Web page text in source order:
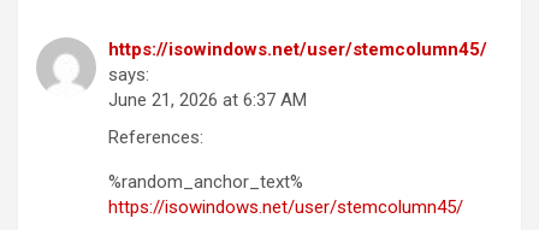
https://isowindows.net/user/stemcolumn45/
says:
June 21, 2026 at 6:37 AM
References:
%random_anchor_text%
https://isowindows.net/user/stemcolumn45/